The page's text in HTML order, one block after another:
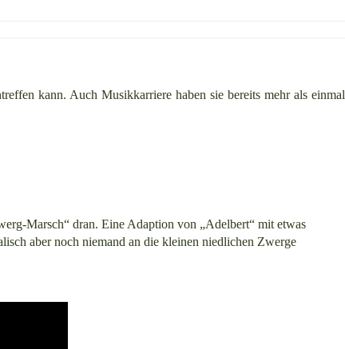
kann. Auch Musikkarriere haben sie bereits mehr als einmal
Marsch“ dran. Eine Adaption von „Adelbert“ mit etwas
aber noch niemand an die kleinen niedlichen Zwerge